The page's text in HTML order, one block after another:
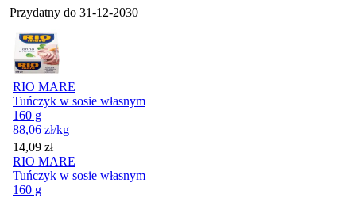
Przydatny do 31-12-2030
RIO MARE
Tuńczyk w sosie własnym
160 g
88,06 zł/kg
Cena
14,09 zł
RIO MARE
Tuńczyk w sosie własnym
160 g